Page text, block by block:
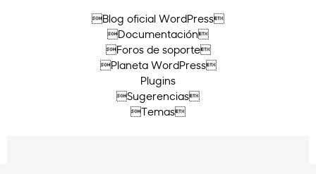
Blog oficial WordPress
Documentación
Foros de soporte
Planeta WordPress
Plugins
Sugerencias
Temas